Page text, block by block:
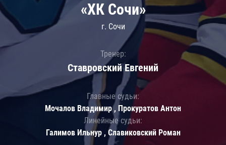
«ХК Сочи»
г. Сочи
Тренер:
Ставровский Евгений
Главные судьи:
Мочалов Владимир , Прокуратов Антон
Линейные судьи:
Галимов Ильнур , Славиковский Роман